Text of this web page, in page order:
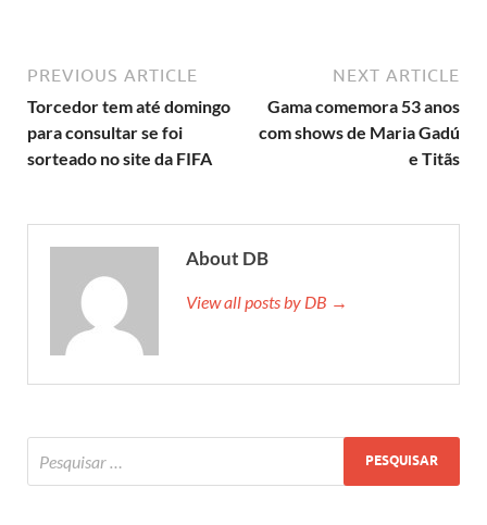
PREVIOUS ARTICLE
Torcedor tem até domingo
para consultar se foi
sorteado no site da FIFA
NEXT ARTICLE
Gama comemora 53 anos
com shows de Maria Gadú
e Titãs
About DB
View all posts by DB →